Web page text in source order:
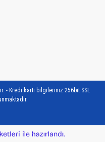
- Kredi kartı bilgileriniz 256bit SSL
e-